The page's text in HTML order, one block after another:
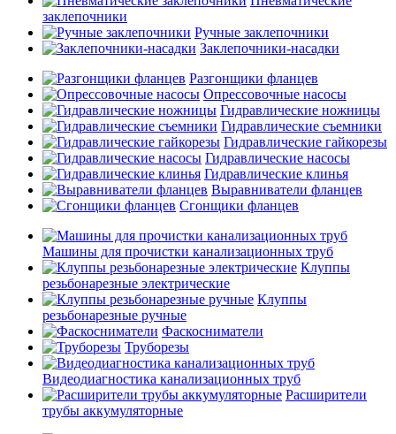
заклепочники
Ручные заклепочники
Заклепочники-насадки
Разгонщики фланцев
Опрессовочные насосы
Гидравлические ножницы
Гидравлические съемники
Гидравлические гайкорезы
Гидравлические насосы
Гидравлические клинья
Выравниватели фланцев
Сгонщики фланцев
Машины для прочистки канализационных труб
Клуппы
резьбонарезные электрические
Клуппы
резьбонарезные ручные
Фаскосниматели
Труборезы
Видеодиагностика канализационных труб
Расширители
трубы аккумуляторные